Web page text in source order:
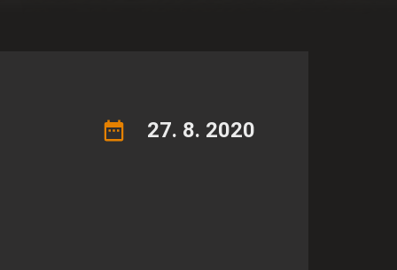
27. 8. 2020